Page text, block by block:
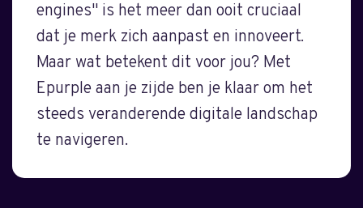
engines" is het meer dan ooit cruciaal
dat je merk zich aanpast en innoveert.
Maar wat betekent dit voor jou? Met
Epurple aan je zijde ben je klaar om het
steeds veranderende digitale landschap
te navigeren.